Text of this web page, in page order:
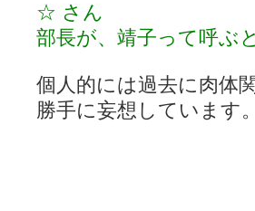
☆ さん
部長が、靖子って呼ぶ
個人的には過去に肉体
勝手に妄想しています。